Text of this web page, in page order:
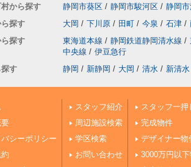
から探す 静岡市葵区 / 静岡市駿河区 / 静岡
探す
大岡 / 下川原 / 田町 / 今泉 / 石津 /
探す
東海道本線 / 静岡鉄道静岡清水線 /
中央線 / 伊豆急行
す
静岡 / 新静岡 / 大岡 / 清水 / 新清水
シーポリシー
スタッフ紹介
周辺施設検索
学区検索
お問い合わせ
スタッフ一押
完成物件
デザイナー物
3000万円以